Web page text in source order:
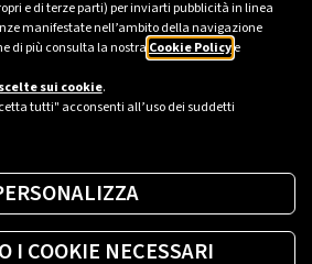
e di terze parti) per inviarti pubblicità in linea
manifestate nell’ambito della navigazione
di più consulta la nostra Cookie Policye
sui cookie.
tutti" acconsenti all’uso dei suddetti
I COOKIE NECESSARI
o una PA?
più giusta per te.
una colonnina